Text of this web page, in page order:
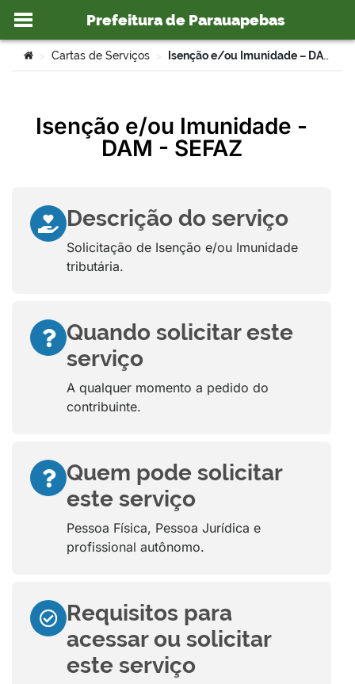
Ir para o conteúdo
Prefeitura de Parauapebas
portal
Você está aqui:
> Cartas de Serviços > Isenção e/ou Imunidade – DAM – SEFAZ
Isenção e/ou Imunidade -
DAM - SEFAZ
Descrição do serviço
Solicitação de Isenção e/ou Imunidade
tributária.
Quando solicitar este
serviço
A qualquer momento a pedido do
contribuinte.
Quem pode solicitar
este serviço
Pessoa Física, Pessoa Jurídica e
profissional autônomo.
Requisitos para
acessar ou solicitar
este serviço